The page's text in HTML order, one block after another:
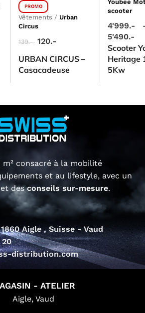
PROMO
Vêtements / Urban
Circus
139.- 120.-
URBAN CIRCUS –
Casacadeuse
Youbee
scooter
4'999.-
5'490.-
Scooter
Heritage
5Kw
m² consacré à la mobilité
et au lifestyle, avec un
et desconseils sur-mesure.
Aigle , Suisse - Vaud
20
distribution.com
- ATELIER
Aigle, Vaud